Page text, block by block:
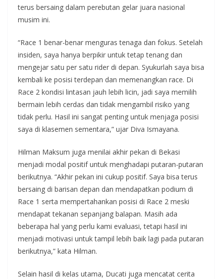
terus bersaing dalam perebutan gelar juara nasional
musim ini.
“Race 1 benar-benar menguras tenaga dan fokus. Setelah
insiden, saya hanya berpikir untuk tetap tenang dan
mengejar satu per satu rider di depan. Syukurlah saya bisa
kembali ke posisi terdepan dan memenangkan race. Di
Race 2 kondisi lintasan jauh lebih licin, jadi saya memilih
bermain lebih cerdas dan tidak mengambil risiko yang
tidak perlu. Hasil ini sangat penting untuk menjaga posisi
saya di klasemen sementara,” ujar Diva Ismayana.
Hilman Maksum juga menilai akhir pekan di Bekasi
menjadi modal positif untuk menghadapi putaran-putaran
berikutnya. “Akhir pekan ini cukup positif. Saya bisa terus
bersaing di barisan depan dan mendapatkan podium di
Race 1 serta mempertahankan posisi di Race 2 meski
mendapat tekanan sepanjang balapan. Masih ada
beberapa hal yang perlu kami evaluasi, tetapi hasil ini
menjadi motivasi untuk tampil lebih baik lagi pada putaran
berikutnya,” kata Hilman.
Selain hasil di kelas utama, Ducati juga mencatat cerita